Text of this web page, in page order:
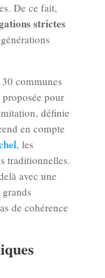
De ce fait,
strictes
communes
pour
définie
en compte
, les
traditionnelles.
avec une
de cohérence